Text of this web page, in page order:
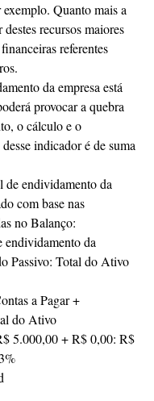
Quanto mais a
destes recursos maiores
referentes
da empresa está
provocar a quebra
o cálculo e o
indicador é de suma
endividamento da
com base nas
no Balanço:
da
Passivo: Total do Ativo
a Pagar +
do Ativo
5.000,00 + R$ 0,00: R$